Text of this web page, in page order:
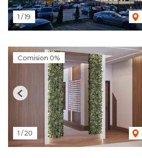
1 /19
Comision 0%
1 /20
Previous